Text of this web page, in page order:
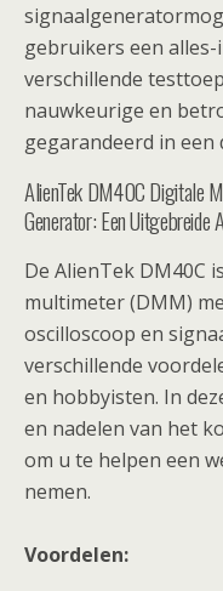
gebruikers een
verschillende
nauwkeurige en
gegarandeerd in
AlienTek DM40C Digitale
Generator: Een Uitgebreide
De AlienTek DM40C
multimeter (DMM)
oscilloscoop en
verschillende
en hobbyisten. In
en nadelen van het
om u te helpen een
nemen.
Voordelen: